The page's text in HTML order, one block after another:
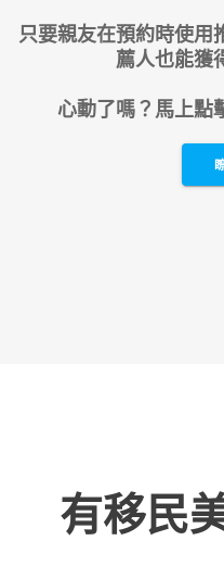
只要親友在預約時使用
薦人也能獲
心動了嗎？馬上點
有移民